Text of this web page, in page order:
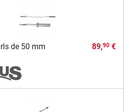
de 50 mm
89,90€